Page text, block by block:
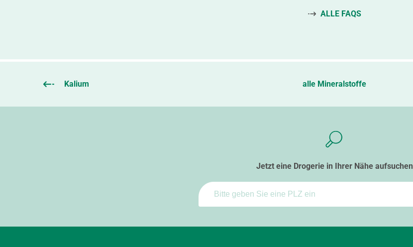
ALLE FAQS
Kalium alle Mineralstoffe
Jetzt eine Drogerie in Ihrer Nähe aufsuchen